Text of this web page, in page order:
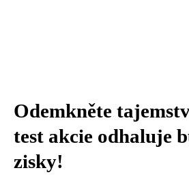
Odemkněte
test akcie odhaluje
zisky!